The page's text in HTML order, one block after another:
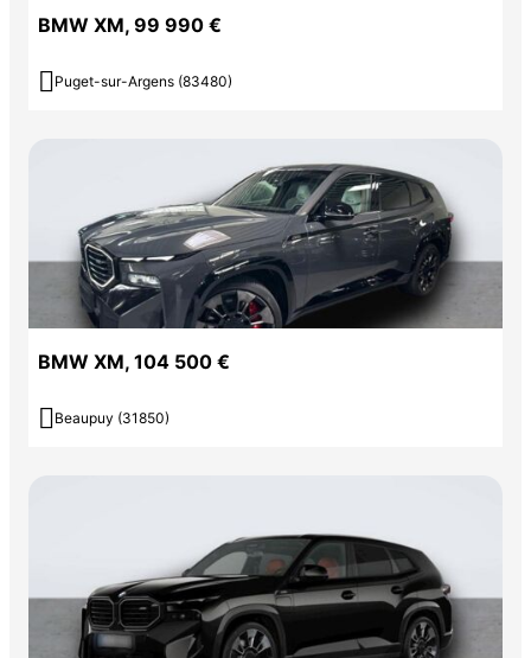
BMW XM, 99 990 €
 Puget-sur-Argens (83480)
BMW XM, 104 500 €
 Beaupuy (31850)